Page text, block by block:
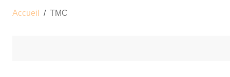
Accueil TMC